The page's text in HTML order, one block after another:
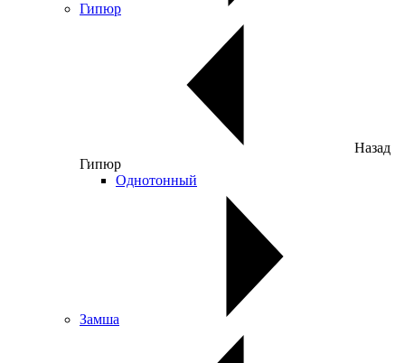
Гипюр
Назад
Гипюр
Однотонный
Замша